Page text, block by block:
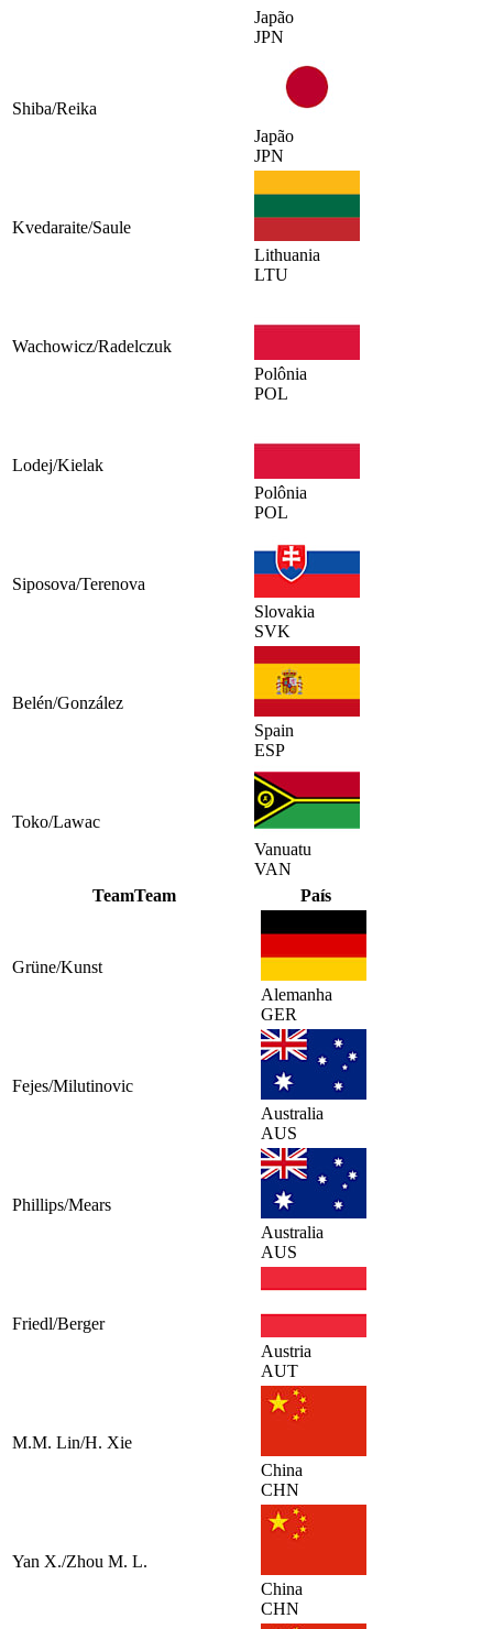
Japão
JPN
Shiba/Reika
Japão
JPN
Kvedaraite/Saule
Lithuania
LTU
Wachowicz/Radelczuk
Polônia
POL
Lodej/Kielak
Polônia
POL
Siposova/Terenova
Slovakia
SVK
Belén/González
Spain
ESP
Toko/Lawac
Vanuatu
VAN
TeamTeam País
Grüne/Kunst
Alemanha
GER
Fejes/Milutinovic
Australia
AUS
Phillips/Mears
Australia
AUS
Friedl/Berger
Austria
AUT
M.M. Lin/H. Xie
China
CHN
Yan X./Zhou M. L.
China
CHN